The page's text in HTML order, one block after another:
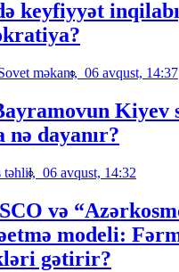
keyfiyyət
məkanı, 06 avqust, 14:37
Kiyev
nə dayanır?
təhlil, 06 avqust, 14:32
və
modeli:
gətirir?